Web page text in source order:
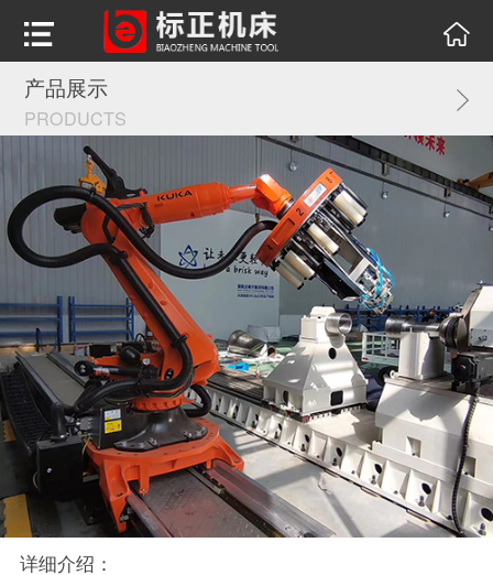
产品展示
PRODUCTS
详细介绍：